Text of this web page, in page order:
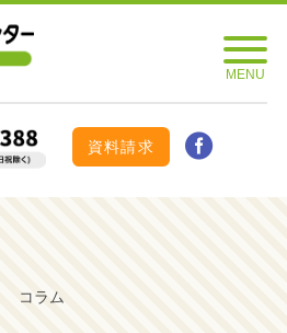
資料請求
コラム